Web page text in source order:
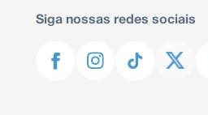
Siga nossas redes sociais